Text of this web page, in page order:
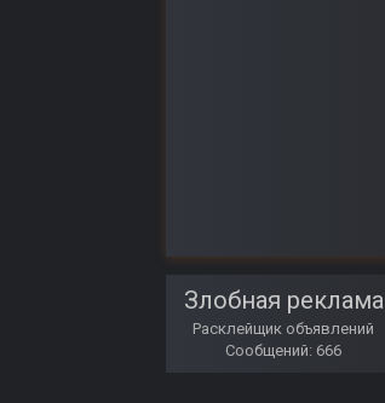
Злобная реклама
Расклейщик объявлений
Сообщений: 666